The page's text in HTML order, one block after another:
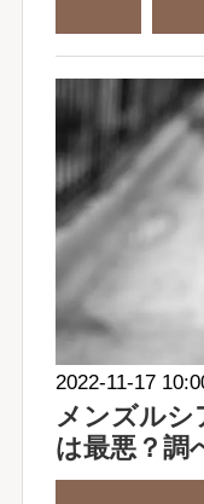
2022-11-17
メンズルシ
は最悪？調